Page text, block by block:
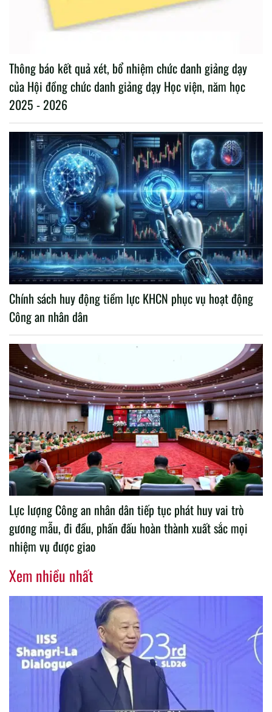
Thông báo kết quả xét, bổ nhiệm chức danh giảng dạy
của Hội đồng chức danh giảng dạy Học viện, năm học
2025 - 2026
Chính sách huy động tiềm lực KHCN phục vụ hoạt động
Công an nhân dân
Lực lượng Công an nhân dân tiếp tục phát huy vai trò
gương mẫu, đi đầu, phấn đấu hoàn thành xuất sắc mọi
nhiệm vụ được giao
Xem nhiều nhất